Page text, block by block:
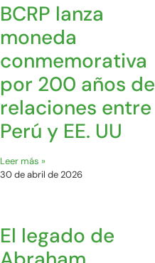
BCRP lanza
moneda
conmemorativa
por 200 años de
relaciones entre
Perú y EE. UU
Leer más »
30 de abril de 2026
El legado de